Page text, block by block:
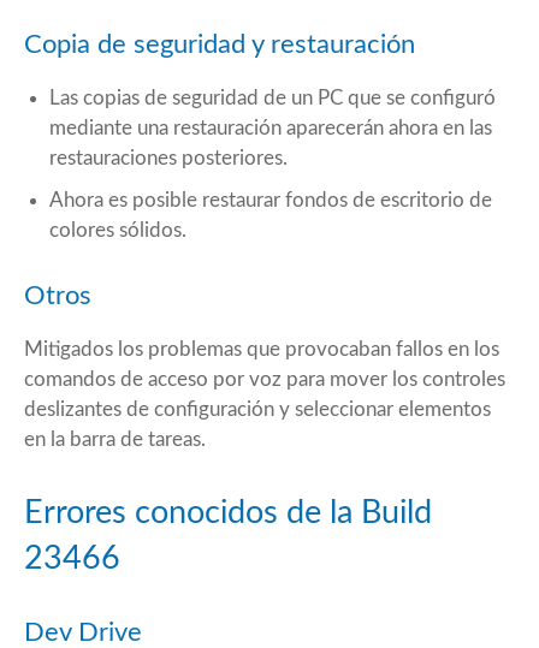
Copia de seguridad y restauración
Las copias de seguridad de un PC que se configuró
mediante una restauración aparecerán ahora en las
restauraciones posteriores.
Ahora es posible restaurar fondos de escritorio de
colores sólidos.
Otros
Mitigados los problemas que provocaban fallos en los
comandos de acceso por voz para mover los controles
deslizantes de configuración y seleccionar elementos
en la barra de tareas.
Errores conocidos de la Build
23466
Dev Drive